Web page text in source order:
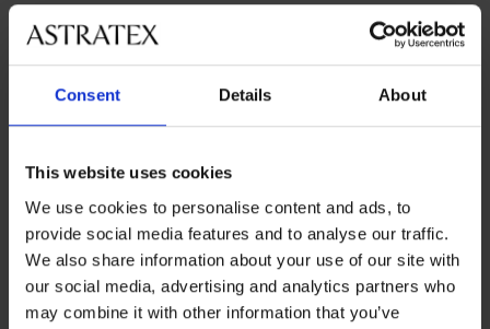
Consent Details About
This website uses cookies
We use cookies to personalise content and ads, to
provide social media features and to analyse our traffic.
We also share information about your use of our site with
our social media, advertising and analytics partners who
may combine it with other information that you’ve
Biustonosz do letniej sukienki: jak
wybrać odpowiedni model do każdego
fasonu
Biustonosze i stroje kąpielowe z
miseczkami Spacer
1 czerwca 2026